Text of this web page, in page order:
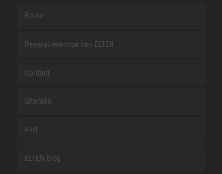
Route
Reparatieservice van ELTEN
Contact
Sitemap
FAQ
ELTEN Blog